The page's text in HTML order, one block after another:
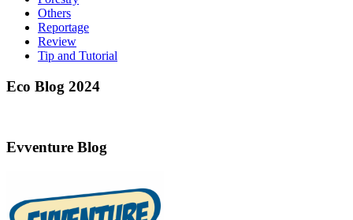
Others
Reportage
Review
Tip and Tutorial
Eco Blog 2024
Evventure Blog